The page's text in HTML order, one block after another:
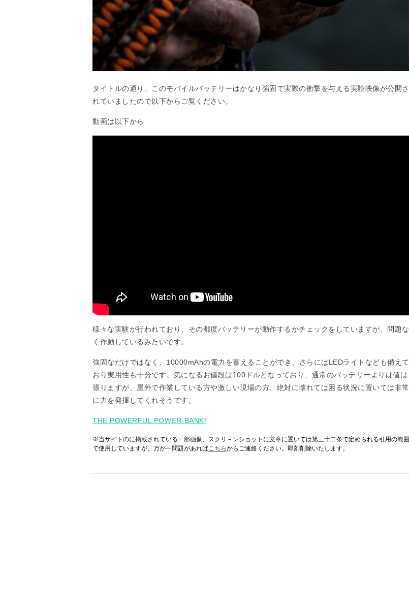
タイトルの通り、このモバイルバッテリーはかなり強固で実際の衝撃を与える実験映像が公開さ
れていましたので以下からご覧ください。
動画は以下から
様々な実験が行われており、その都度バッテリーが動作するかチェックをしていますが、問題な
く作動しているみたいです。
強固なだけではなく、10000mAhの電力を蓄えることができ、さらにはLEDライトなども備えて
おり実用性も十分です。気になるお値段は100ドルとなっており、通常のバッテリーよりは値は
張りますが、屋外で作業している方や激しい現場の方、絶対に壊れては困る状況に置いては非常
に力を発揮してくれそうです。
THE POWERFUL POWER-BANK!
※当サイトのに掲載されている一部画像、スクリ－ンショットに文章に置いては第三十二条で定められる引用の範囲
で使用していますが、万が一問題があればこちらからご連絡ください。即刻削除いたします。